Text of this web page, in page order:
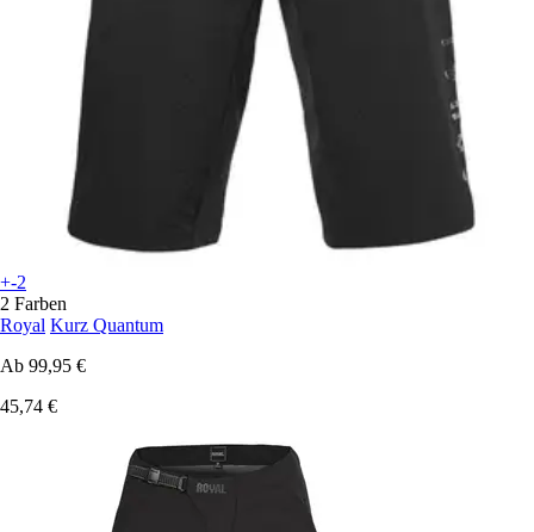
+-2
2 Farben
Royal Kurz Quantum
Ab 99,95 €
45,74 €